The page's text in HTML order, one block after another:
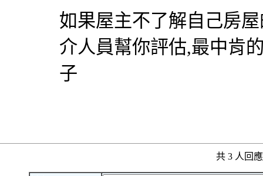
如果屋主不了解自己房
介人員幫你評估,最中肯
子
共 3 人回